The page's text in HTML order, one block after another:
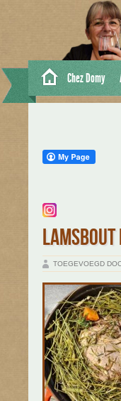
Chez Domy
LAMSBOUT
TOEGEVOEGD